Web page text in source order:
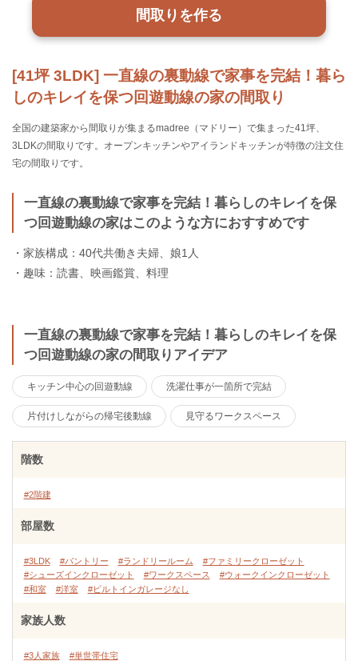
[41坪 3LDK] 一直線の裏動線で家事を完結！暮ら
しのキレイを保つ回遊動線の家の間取り
全国の建築家から間取りが集まるmadree（マドリー）で集まった41坪、
3LDKの間取りです。オープンキッチンやアイランドキッチンが特徴の注文住
宅の間取りです。
一直線の裏動線で家事を完結！暮らしのキレイを保
つ回遊動線の家はこのような方におすすめです
・家族構成：40代共働き夫婦、娘1人
・趣味：読書、映画鑑賞、料理
一直線の裏動線で家事を完結！暮らしのキレイを保
つ回遊動線の家の間取りアイデア
キッチン中心の回遊動線 洗濯仕事が一箇所で完結
片付けしながらの帰宅後動線 見守るワークスペース
間取りを作る
階数
#2階建
部屋数
#3LDK #パントリー #ランドリールーム
#ファミリークローゼット
#シューズインクローゼット
#ワークスペース
#ウォークインクローゼット
#和室
#洋室 #ビルトインガレージなし
家族人数
#3人家族 #単世帯住宅